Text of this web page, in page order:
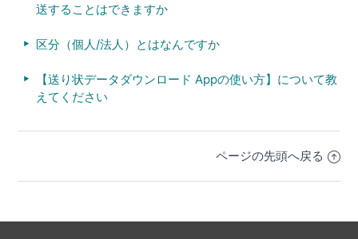
送することはできますか
区分（個人/法人）とはなんですか
【送り状データダウンロード Appの使い方】について教
えてください
ページの先頭へ戻る